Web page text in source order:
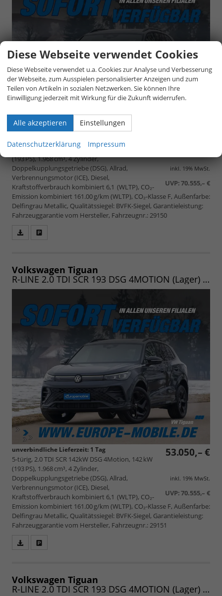
inkl. 19% MwSt.
UVP:70.555,– €
unverbindliche Lieferzeit:
5-türig, 2.0 TDI SCR 142kW DSG 4Motion, 142 kW
(193 PS), 1.968 cm³, 4 Zylinder,
Doppelkupplungsgetriebe (DSG), Allrad,
Verbrennungsmotor (ICE), Diesel,
Kraftstoffverbrauch kombiniert 6,1 (WLTP), CO₂-
Emission kombiniert 161.00 g/km (WLTP), CO₂-Klasse F, Außenfarbe:
Delfingrau Metallic, Qualitätssiegel: BVFK-Siegel, Garantieleistung:
Fahrzeuggarantie vom Hersteller, Fahrzeugnr.: 29150
speichern/drucken
Volkswagen Tiguan
R-LINE 2.0 TDI SCR 193 DSG 4MOTION (Lager) NAV/MATRIX/PANO/19"/KOMFORT/WINTER/LED/UVM.
53.050,– €
inkl. 19% MwSt.
UVP:70.555,– €
unverbindliche Lieferzeit: 1 Tag
5-türig, 2.0 TDI SCR 142kW DSG 4Motion, 142 kW
(193 PS), 1.968 cm³, 4 Zylinder,
Doppelkupplungsgetriebe (DSG), Allrad,
Verbrennungsmotor (ICE), Diesel,
Kraftstoffverbrauch kombiniert 6,1 (WLTP), CO₂-
Emission kombiniert 161.00 g/km (WLTP), CO₂-Klasse F, Außenfarbe:
Delfingrau Metallic, Qualitätssiegel: BVFK-Siegel, Garantieleistung:
Fahrzeuggarantie vom Hersteller, Fahrzeugnr.: 29151
speichern/drucken
Volkswagen Tiguan
R-LINE 2.0 TDI SCR 193 DSG 4MOTION (Lager) NAV/MATRIX/PANO/19"/KOMFORT/WINTER/LED/UVM.
Diese Webseite verwendet Cookies
Diese Webseite verwendet u.a. Cookies zur Analyse und Verbesserung
der Webseite, zum Ausspielen personalisierter Anzeigen und zum
Teilen von Artikeln in sozialen Netzwerken. Sie können Ihre
Einwilligung jederzeit mit Wirkung für die Zukunft widerrufen.
Alle akzeptieren Einstellungen
Datenschutzerklärung Impressum